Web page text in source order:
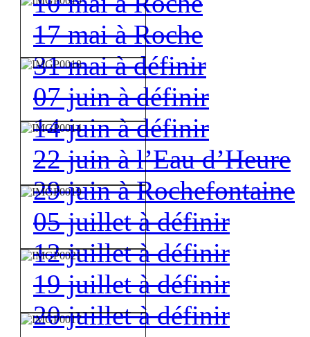
17 mai à Roche
31 mai à définir
07 juin à définir
14 juin à définir
22 juin à l’Eau d’Heure
29 juin à Rochefontaine
05 juillet à définir
12 juillet à définir
19 juillet à définir
20 juillet à définir